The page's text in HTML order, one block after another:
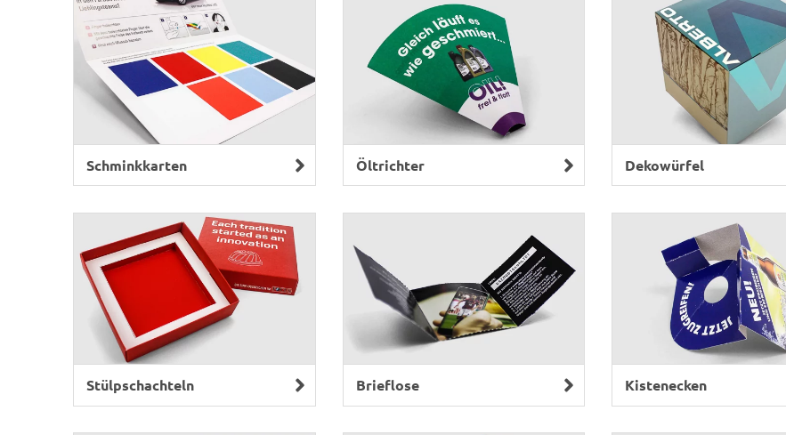
Schminkkarten Öltrichter Dekowürfel
Stülpschachteln Brieflose Kistenecken